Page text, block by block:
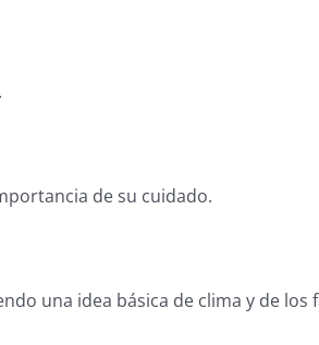
de su cuidado.
una idea básica de clima y de los